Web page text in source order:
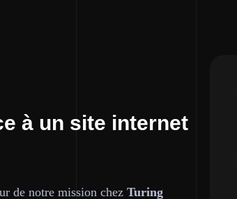
à un site internet
de notre mission chez Turing